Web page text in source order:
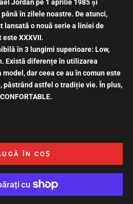
Jordan pe 1 aprilie 1985 și
în zilele noastre. De atunci,
lansată o nouă serie a liniei de
este XXXVII.
în 3 lungimi superioare: Low,
Există diferențe în utilizarea
dar ceea ce au în comun este
păstrând astfel o tradiție vie. În plus,
ÎN COȘ